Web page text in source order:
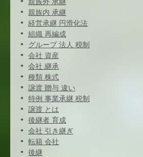
親族外 承継
親族内 承継
経営承継 円滑化法
組織 再編成
グループ 法人 税制
会社 資産
会社 継承
種類 株式
譲渡 贈与 違い
特例 事業承継 税制
譲渡 とは
後継者 育成
会社 引き継ぎ
転籍 会社
後継